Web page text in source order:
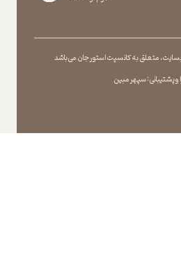
، متعلق به کانسپت استور جان می باشد
و پشتیبانی : سپهر مبین